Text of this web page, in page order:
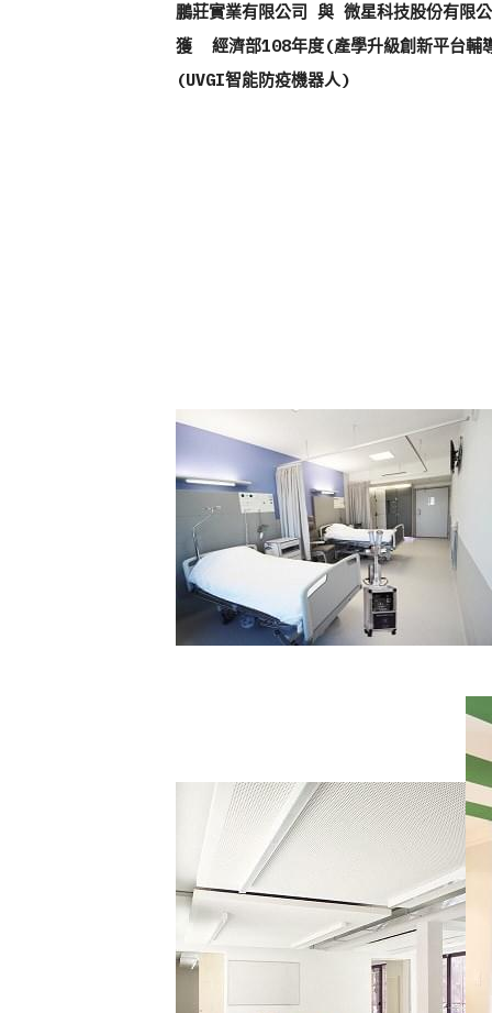
鵬莊實業有限公司 與 微星科技股份有限
獲  經濟部108年度(產學升級創新平台輔
(UVGI智能防疫機器人)